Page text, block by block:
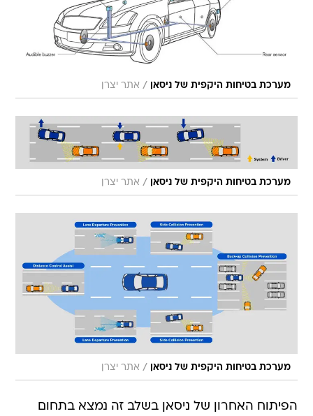
מערכת בטיחות היקפית של ניסאן / אתר יצרן
מערכת בטיחות היקפית של ניסאן / אתר יצרן
מערכת בטיחות היקפית של ניסאן / אתר יצרן
הפיתוח האחרון של ניסאן בשלב זה נמצא בתחום